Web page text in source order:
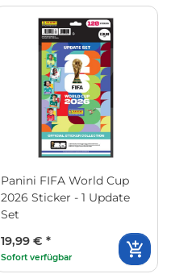
Panini FIFA World Cup
2026 Sticker - 1 Update
Set
19,99 € *
Sofort verfügbar